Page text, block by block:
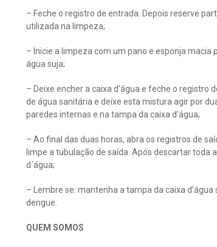
– Feche o registro de entrada. Depois reserve
utilizada na limpeza;
– Inicie a limpeza com um pano e esponja macia
água suja;
– Deixe encher a caixa d’água e feche o
de água sanitária e deixe esta mistura agir por
paredes internas e na tampa da caixa d’água;
– Ao final das duas horas, abra os registros de
limpe a tubulação de saída. Após descartar toda
d´água;
– Lembre se: mantenha a tampa da caixa
dengue.
QUEM SOMOS